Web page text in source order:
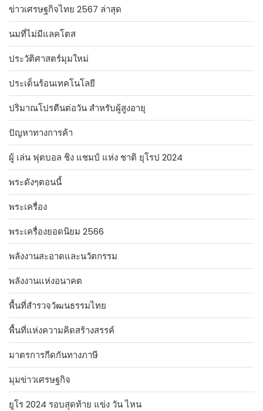
ข่าวเศรษฐกิจไทย 2567 ล่าสุด
นมที่ไม่มีแลคโตส
ประวัติศาสตร์มุมใหม่
ประเด็นร้อนเทคโนโลยี
ปริมาณโปรตีนต่อวัน สำหรับผู้สูงอายุ
ปัญหาทางการค้า
ผู้ เล่น ฟุตบอล ชิง แชมป์ แห่ง ชาติ ยุโรป 2024
พระดังๆตอนนี้
พระเครื่อง
พระเครื่องยอดนิยม 2566
พลังงานสะอาดและนวัตกรรม
พลังงานแห่งอนาคต
พื้นที่สำรวจวัฒนธรรมไทย
พื้นที่แห่งความคิดสร้างสรรค์
มาตรการกีดกันทางภาษี
มุมข่าวเศรษฐกิจ
ยูโร 2024 รอบสุดท้าย แข่ง วัน ไหน